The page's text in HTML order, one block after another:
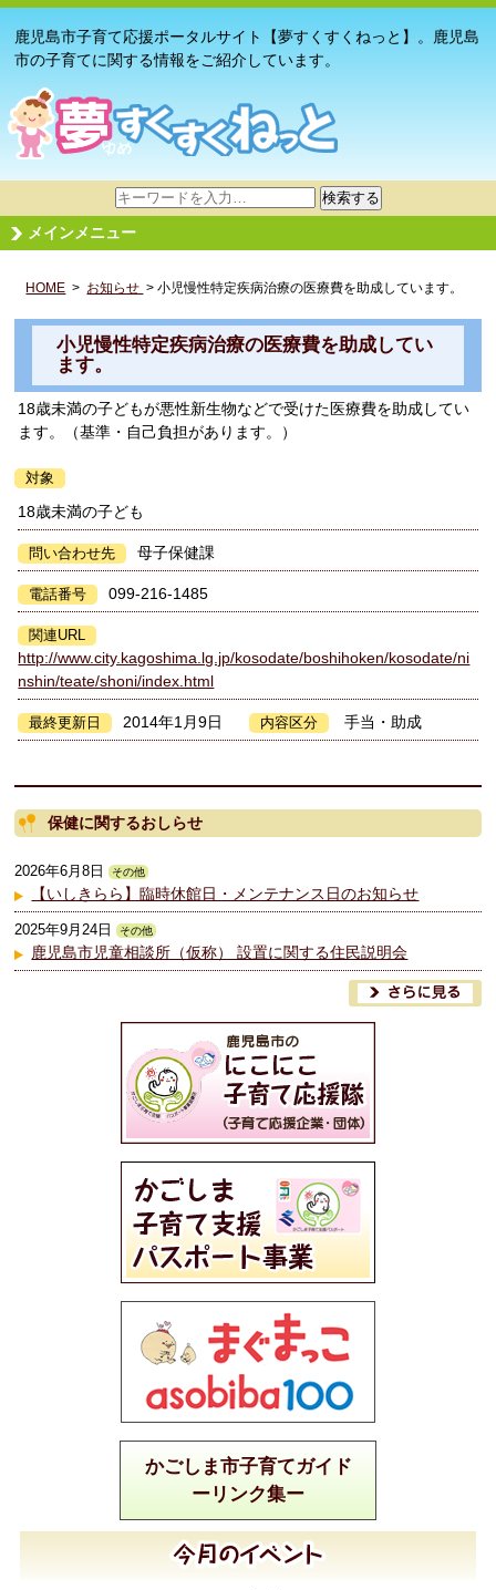
鹿児島市子育て応援ポータルサイト【夢すくすくねっと】。鹿児島
市の子育てに関する情報をご紹介しています。
サ
イ
ト
検
検索する
メインメニュー
HOME > お知らせ > 小児慢性特定疾病治療の医療費を助成しています。
小児慢性特定疾病治療の医療費を助成してい
ます。
18歳未満の子どもが悪性新生物などで受けた医療費を助成してい
ます。（基準・自己負担があります。）
対象
18歳未満の子ども
問い合わせ先 母子保健課
電話番号 099-216-1485
関連URL
http://www.city.kagoshima.lg.jp/kosodate/boshihoken/kosodate/ni
nshin/teate/shoni/index.html
最終更新日 2014年1月9日 内容区分 手当・助成
保健に関するおしらせ
2026年6月8日 その他
【いしきらら】臨時休館日・メンテナンス日のお知らせ
2025年9月24日 その他
鹿児島市児童相談所（仮称） 設置に関する住民説明会
かごしま市子育てガイド
ーリンク集ー